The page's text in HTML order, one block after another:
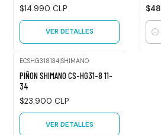
$14.990 CLP
VER DETALLES
ECSHG318134| SHIMANO
PIÑON SHIMANO CS-HG31-8 11-
34
$23.900 CLP
VER DETALLES